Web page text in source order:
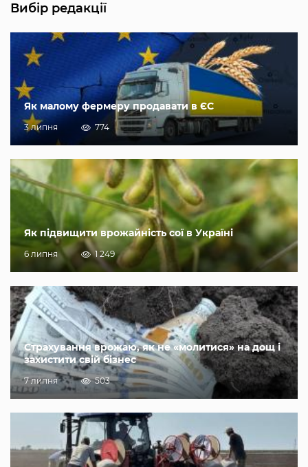
Вибір редакції
Як малому фермеру продавати в ЄС
3 липня 774
Як підвищити врожайність сої в Україні
6 липня 1 249
Страхування врожаю, як не «молитися» на дощ і
захистити свій бізнес
7 липня 503